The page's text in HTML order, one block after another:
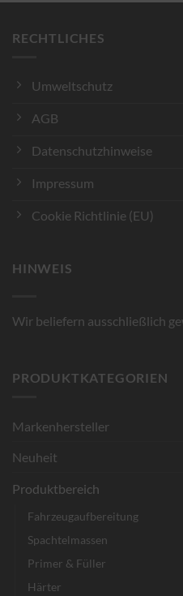
RECHTLICHES
Umweltschutz
AGB
Datenschutzhinweise
Impressum
Cookie Richtlinie (EU)
HINWEIS
Wir beliefern ausschließlich
PRODUKTKATEGORIEN
Markenhersteller
Neuheit
Produktbereich
Fahrzeugaufbereitung
Spachtelmassen
Primer & Füller
Härter